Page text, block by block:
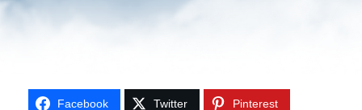
Facebook Twitter Pinterest